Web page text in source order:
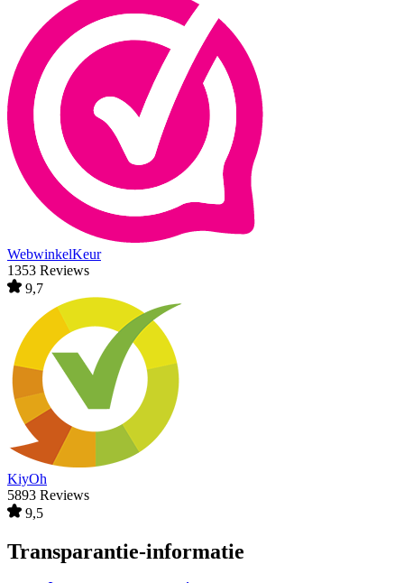
WebwinkelKeur
1353 Reviews
9,7
KiyOh
5893 Reviews
9,5
Transparantie-informatie